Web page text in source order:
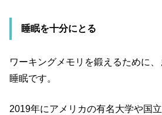
睡眠を十分にとる
ワーキングメモリを鍛えるために
睡眠です。
2019年にアメリカの有名大学や国